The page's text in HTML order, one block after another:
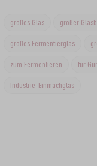
großes Glas großer
großes Fermentierglas
zum Fermentieren für
Industrie-Einmachglas